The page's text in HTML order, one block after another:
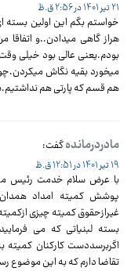
21 تیر 1401 در 2:56 ق.ظ
خواستم بگم این اولین بسته
هراز گاهی میدادن..و
بودم.یعنی عالی بود خیلی
میخورد بقیه نگاش
هم قسم که پارتی هم
مادردرماندهگفت:
19 تیر 1401 در 12:51 ق.ظ
با عرض سلام خدمت رئیس
پوشش کمیته امداد
غیرازحقوق کمیته چیزی
بسته لبنیاتی که می
اگربرسددست کارکنان کمیته
تقاضا دارم که به این موضوع